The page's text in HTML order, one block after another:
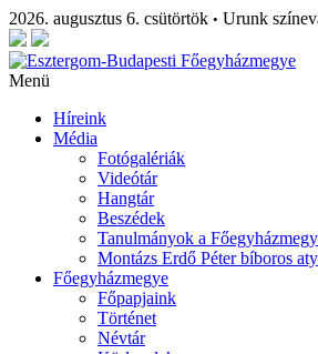
2026. augusztus 6. csütörtök • Urunk
Menü
Híreink
Média
Fotógalériák
Videótár
Hangtár
Beszédek
Tanulmányok a
Montázs Erdő Péter bíboros
Főegyházmegye
Főpapjaink
Történet
Névtár